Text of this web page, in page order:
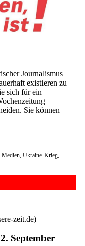
Journalismus
existieren zu
sich für ein
Sie können
Medien, Ukraine-Krieg,
zeit.de)
September